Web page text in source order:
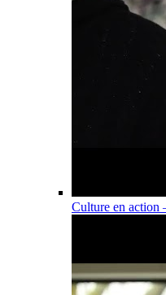
Culture en action